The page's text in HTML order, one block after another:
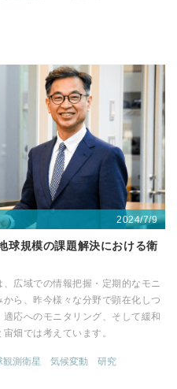
2024/7/9
球規模の課題解決における衛
広域での情報把握・定期的なモニ
ら、昨今様々な分野で顕在化しつ
応へのモニタリング、そして緩和
畑では考えています。
観測衛星 気候変動 研究